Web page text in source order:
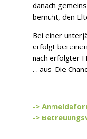
danach
bemüht, den
Bei einer
erfolgt bei
nach erfolgter
… aus. Die
->
->